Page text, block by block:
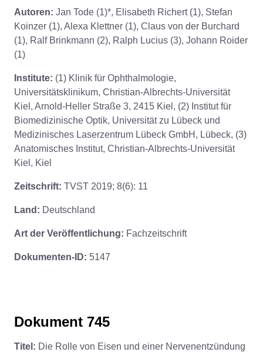
Autoren: Jan Tode (1)*, Elisabeth Richert (1), Stefan
Koinzer (1), Alexa Klettner (1), Claus von der Burchard
(1), Ralf Brinkmann (2), Ralph Lucius (3), Johann Roider
(1)
Institute: (1) Klinik für Ophthalmologie,
Universitätsklinikum, Christian-Albrechts-Universität
Kiel, Arnold-Heller Straße 3, 2415 Kiel, (2) Institut für
Biomedizinische Optik, Universität zu Lübeck und
Medizinisches Laserzentrum Lübeck GmbH, Lübeck, (3)
Anatomisches Institut, Christian-Albrechts-Universität
Kiel, Kiel
Zeitschrift: TVST 2019; 8(6): 11
Land: Deutschland
Art der Veröffentlichung: Fachzeitschrift
Dokumenten-ID: 5147
Dokument 745
Titel: Die Rolle von Eisen und einer Nervenentzündung